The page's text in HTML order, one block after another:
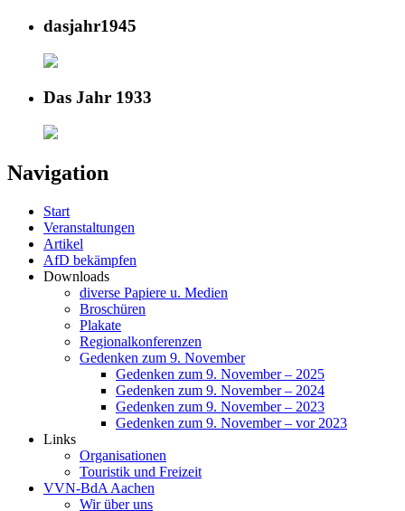
dasjahr1945
Das Jahr 1933
Navigation
Start
Veranstaltungen
Artikel
AfD bekämpfen
Downloads
diverse Papiere u. Medien
Broschüren
Plakate
Regionalkonferenzen
Gedenken zum 9. November
Gedenken zum 9. November – 2025
Gedenken zum 9. November – 2024
Gedenken zum 9. November – 2023
Gedenken zum 9. November – vor 2023
Links
Organisationen
Touristik und Freizeit
VVN-BdA Aachen
Wir über uns